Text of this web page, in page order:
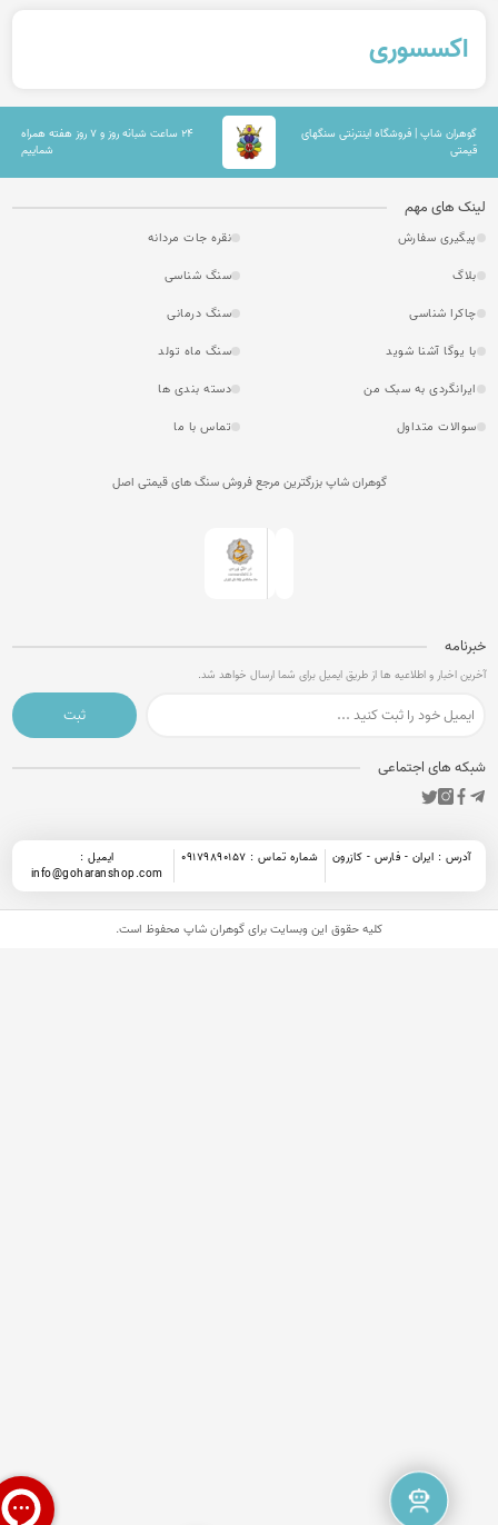
شاپ | فروشگاه اینترنتی سنگهای
۲۴ ساعت شبانه روز و ۷ روز هفته همراه
های مهم
سفارش
نقره جات مردانه
سنگ شناسی
شناسی
سنگ درمانی
آشنا شوید
سنگ ماه تولد
به سبک من
دسته بندی ها
متداول
تماس با ما
گوهران شاپ بزرگترین مرجع فروش سنگ های قیمتی اصل
اخبار و اطلاعیه ها از طریق ایمیل برای شما ارسال خواهد شد.
های اجتماعی
: ایران - فارس - کازرون شماره تماس : 09179890157
info@goharanshop.com
کلیه حقوق این وبسایت برایگوهران شاپمحفوظ است.